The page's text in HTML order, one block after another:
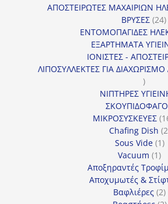
ΑΠΟΣΤΕΙΡΩΤΕΣ ΜΑΧΑΙΡΙΩΝ
ΒΡΥΣΕΣ 2424
ΕΝΤΟΜΟΠΑΓΙΔΕΣ
ΕΞΑΡΤΗΜΑΤΑ
ΙΟΝΙΣΤΕΣ -
ΛΙΠΟΣΥΛΛΕΚΤΕΣ ΓΙΑ
1
ΝΙΠΤΗΡΕΣ
ΜΙΚΡΟΣΥΣΚΕΥΕΣ
Chafing Dish 2
Sous Vide 11
Vacuum 11
Αποξηραντές
Αποχυμωτές &
Βαφλιέρες 22